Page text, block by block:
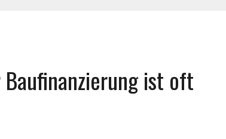
– DIVERSIFIKATION MIT POTENZIAL
TEAM FÜR HEIZREPORT BEGEISTERT
ist oft